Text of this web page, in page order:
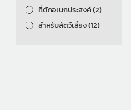
ที่ตักอเนกประสงค์ (2)
สำหรับสัตว์เลี้ยง (12)